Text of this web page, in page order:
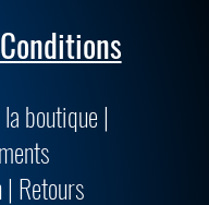
boutique |
Retours